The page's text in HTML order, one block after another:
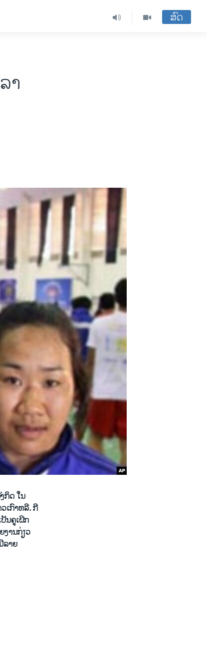
ສົດ
າ
ກິດ ​ໃນ
ເກົາຫລີ. ກີ
ນ​ຄູ​​ເຝິກ​
ງານກ່ຽວ​
ລາຍ​